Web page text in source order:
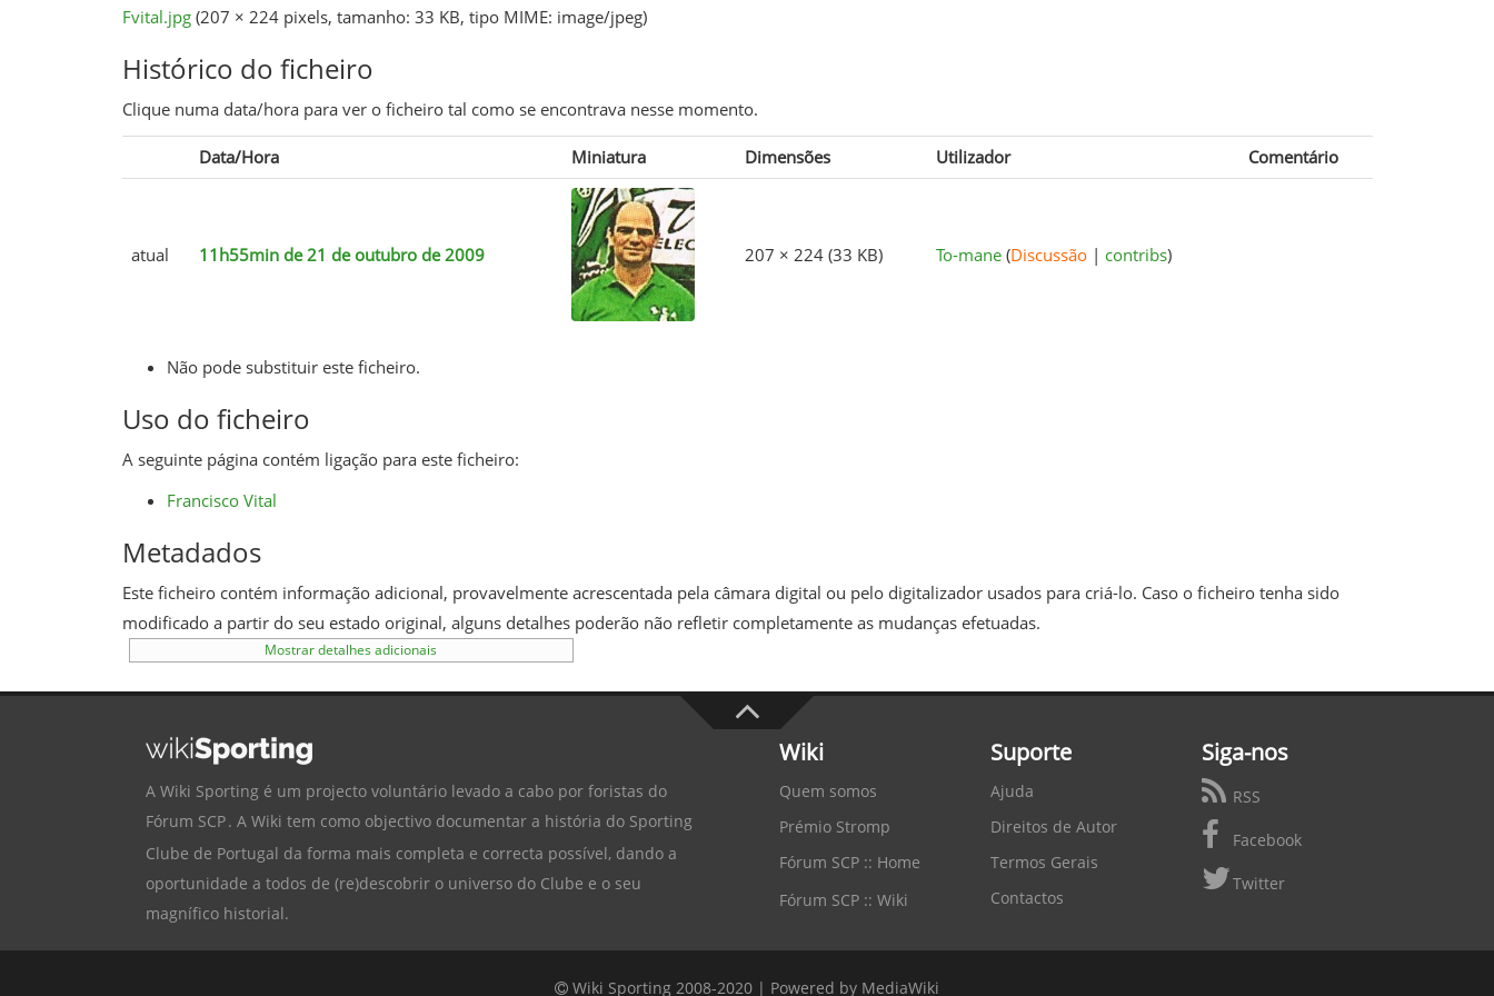
Fvital.jpg‎ (207 × 224 pixels, tamanho: 33 KB, tipo MIME: image/jpeg)
Histórico do ficheiro
Clique numa data/hora para ver o ficheiro tal como se encontrava nesse momento.
Data/Hora Miniatura Dimensões Utilizador Comentário
atual 11h55min de 21 de outubro de 2009 207 × 224 (33 KB) To-mane (Discussão| contribs)
Não pode substituir este ficheiro.
Uso do ficheiro
A seguinte página contém ligação para este ficheiro:
Francisco Vital
Metadados
Este ficheiro contém informação adicional, provavelmente acrescentada pela câmara digital ou pelo digitalizador usados para criá-lo. Caso o ficheiro tenha sido
modificado a partir do seu estado original, alguns detalhes poderão não refletir completamente as mudanças efetuadas.
Mostrar detalhes adicionais
A Wiki Sporting é um projecto voluntário levado a cabo por foristas do
Fórum SCP. A Wiki tem como objectivo documentar a história do Sporting
Clube de Portugal da forma mais completa e correcta possível, dando a
oportunidade a todos de (re)descobrir o universo do Clube e o seu
magnífico historial.
Wiki
Quem somos
Prémio Stromp
Fórum SCP :: Home
Fórum SCP :: Wiki
Suporte
Ajuda
Direitos de Autor
Termos Gerais
Contactos
Siga-nos
RSS
Facebook
Twitter
Wiki Sporting 2008-2020 | Powered by MediaWiki